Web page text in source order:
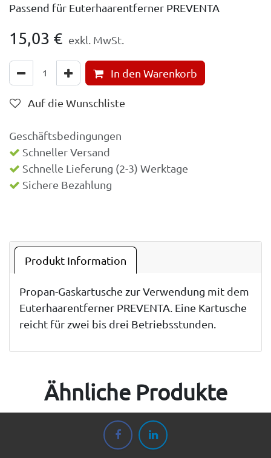
Passend für Euterhaarentferner PREVENTA
15,03 € exkl. MwSt.
In den Warenkorb
Auf die Wunschliste
Geschäftsbedingungen
Schneller Versand
Schnelle Lieferung (2-3) Werktage
Sichere Bezahlung
Produkt Information
Propan-Gaskartusche zur Verwendung mit dem
Euterhaarentferner PREVENTA. Eine Kartusche
reicht für zwei bis drei Betriebsstunden.
Ähnliche Produkte